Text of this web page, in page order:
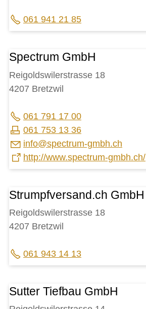
061 941 21 85
Spectrum GmbH
Reigoldswilerstrasse 18
4207 Bretzwil
061 791 17 00
061 753 13 36
nf
sp ctr m-gmbh ch
http://www.spectrum-gmbh.ch/
Strumpfversand.ch GmbH
Reigoldswilerstrasse 18
4207 Bretzwil
061 943 14 13
Sutter Tiefbau GmbH